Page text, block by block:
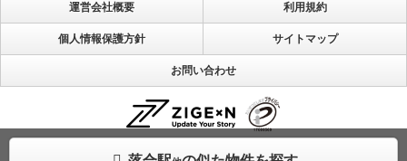
運営会社概要 利用規約
個人情報保護方針 サイトマップ
お問い合わせ